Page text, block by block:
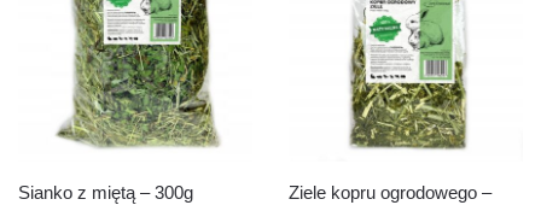
Sianko z miętą – 300g
Ziele kopru ogrodowego –